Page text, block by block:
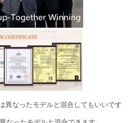
異なったモデルと混合してもいいです